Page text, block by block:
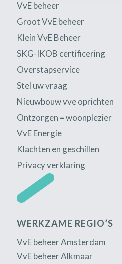
VvE beheer
Groot VvE beheer
Klein VvE Beheer
SKG-IKOB certificering
Overstapservice
Stel uw vraag
Nieuwbouw vve oprichten
Ontzorgen = woonplezier
VvE Energie
Klachten en geschillen
Privacy verklaring
WERKZAME REGIO’S
VvE beheer Amsterdam
VvE beheer Alkmaar